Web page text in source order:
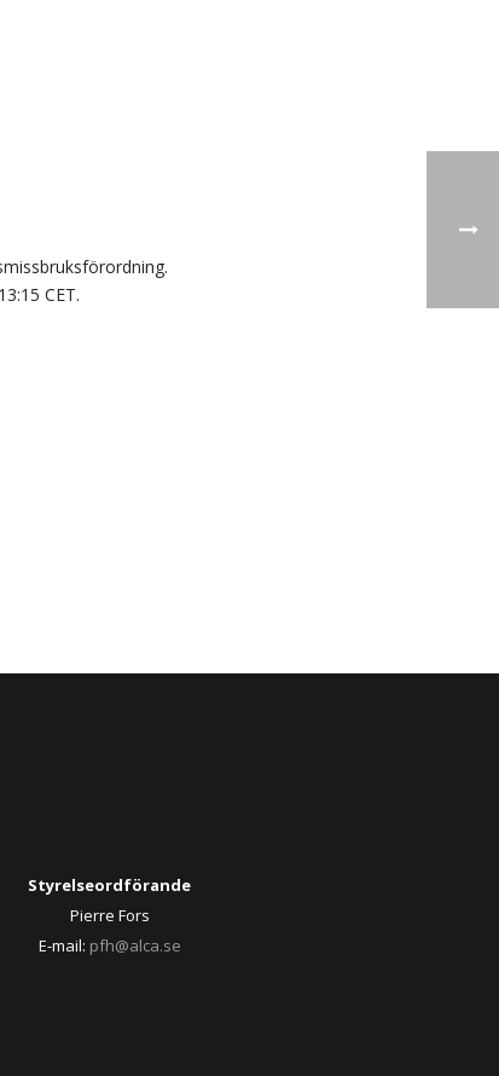
CET.
Styrelseordförande
Pierre Fors
E-mail: pfh@alca.se